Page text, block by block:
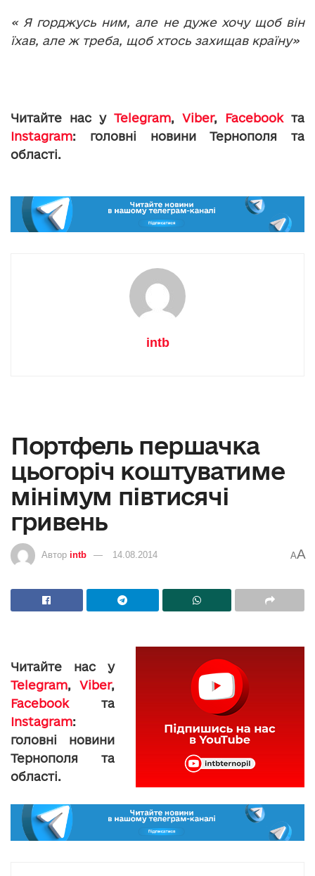
« Я горджусь ним, але не дуже хочу щоб він
їхав, але ж треба, щоб хтось захищав країну»
Читайте нас у Telegram, Viber, Facebookта
Instagram: головні новини Тернополя та
області.
intb
Портфель першачка
цьогоріч коштуватиме
мінімум півтисячі
гривень
Автор intb 14.08.2014 AA
Читайте нас у
Telegram, Viber,
Facebookта
Instagram:
головні новини
Тернополя та
області.